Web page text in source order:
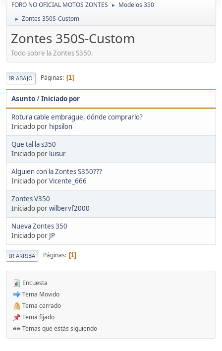
FORO NO OFICIAL MOTOS ZONTES ► Modelos 350
► Zontes 350S-Custom
Zontes 350S-Custom
Todo sobre la Zontes S350.
IR ABAJO Páginas 1
Asunto/Iniciado por
Rotura cable embrague, dónde comprarlo?
Iniciado por hipsilon
Que tal la s350
Iniciado por luisur
Alguien con la Zontes S350???
Iniciado porVicente_666
Zontes V350
Iniciado porwilbervf2000
Nueva Zontes 350
Iniciado por JP
IR ARRIBA Páginas 1
Encuesta
Tema Movido
Tema cerrado
Tema fijado
Temas que estás siguiendo